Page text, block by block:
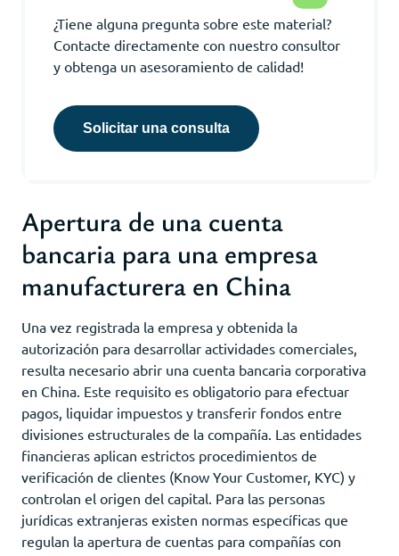
¿Tiene alguna pregunta sobre este material?
Contacte directamente con nuestro consultor
y obtenga un asesoramiento de calidad!
Solicitar una consulta
Apertura de una cuenta
bancaria para una empresa
manufacturera en China
Una vez registrada la empresa y obtenida la
autorización para desarrollar actividades comerciales,
resulta necesario abrir una cuenta bancaria corporativa
en China. Este requisito es obligatorio para efectuar
pagos, liquidar impuestos y transferir fondos entre
divisiones estructurales de la compañía. Las entidades
financieras aplican estrictos procedimientos de
verificación de clientes (Know Your Customer, KYC) y
controlan el origen del capital. Para las personas
jurídicas extranjeras existen normas específicas que
regulan la apertura de cuentas para compañías con